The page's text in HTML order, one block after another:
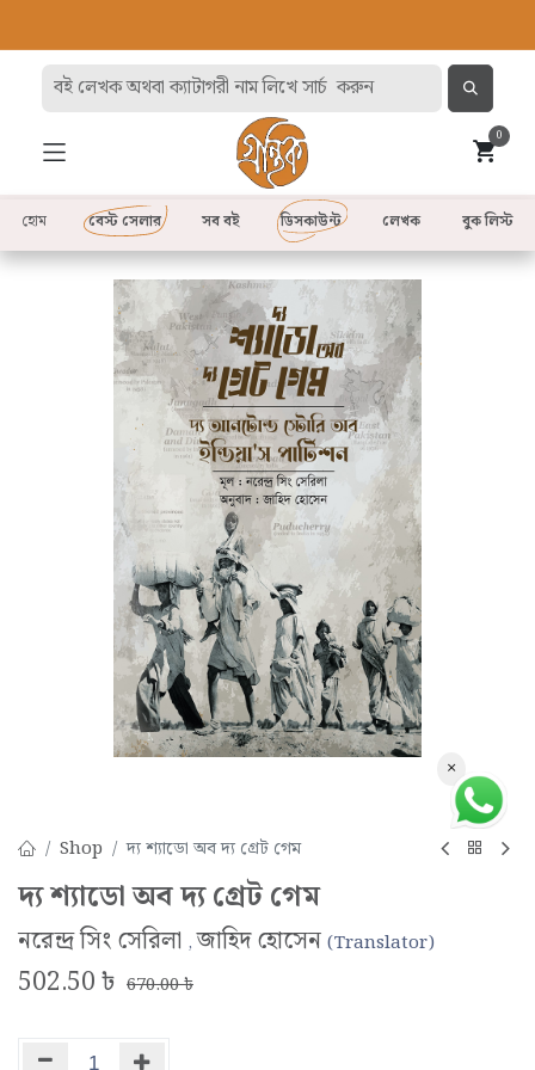
0
হোম বেস্ট সেলার সব বই লেখক
ডিসকাউন্ট বুক লিস্ট
Shop দ্য শ্যাডো অব দ্য গ্রেট গেম
দ্য শ্যাডো অব দ্য গ্রেট গেম
নরেন্দ্র সিং সেরিলা ,জাহিদ হোসেন (Translator)
502.50৳ 670.00৳
×